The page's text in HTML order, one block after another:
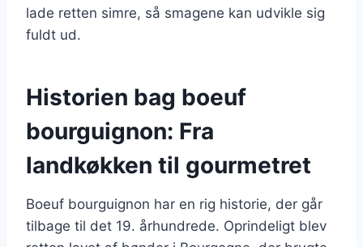
lade retten simre, så smagene kan udvikle sig
fuldt ud.
Historien bag boeuf
bourguignon: Fra
landkøkken til gourmetret
Boeuf bourguignon har en rig historie, der går
tilbage til det 19. århundrede. Oprindeligt blev